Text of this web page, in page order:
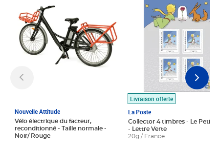
Nouvelle Attitude
Vélo électrique du facteur,
reconditionné - Taille normale -
Noir/ Rouge
Livraison offerte
La Poste
Collector 4 timbres - Le Petit
- Lettre Verte
20g / France